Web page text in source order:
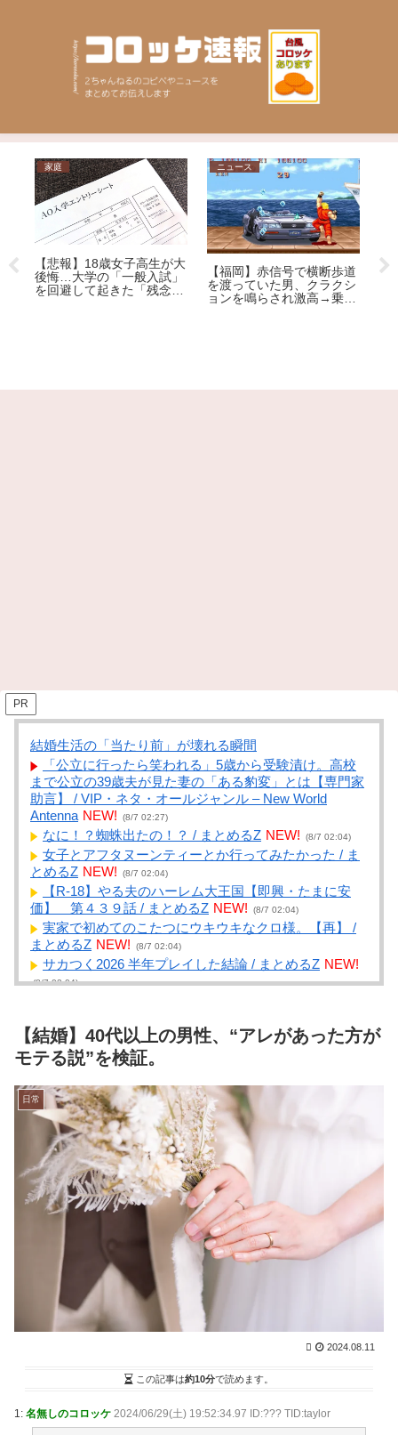
家庭
【悲報】18歳女子高生が大
後悔…大学の「一般入試」
を回避して起きた「残念す
ニュース
【福岡】赤信号で横断歩道
を渡っていた男、クラクシ
ョンを鳴らされ激高→乗用
PR
結婚生活の「当たり前」が壊れる瞬間
「公立に行ったら笑われる」5歳から受験漬け。高校
まで公立の39歳夫が見た妻の「ある豹変」とは【専門家
助言】 / VIP・ネタ・オールジャンル – New World
Antenna NEW! (8/7 02:27)
なに！？蜘蛛出たの！？ / まとめるZ NEW! (8/7 02:04)
女子とアフタヌーンティーとか行ってみたかった / ま
とめるZ NEW! (8/7 02:04)
【R-18】やる夫のハーレム大王国【即興・たまに安
価】 第４３９話 / まとめるZ NEW! (8/7 02:04)
実家で初めてのこたつにウキウキなクロ様。【再】 /
まとめるZ NEW! (8/7 02:04)
サカつく2026 半年プレイした結論 / まとめるZ NEW!
(8/7 02:04)
【悲報】Googleエンジニア「AIで仕事は楽になった。
でも、つまらなくなった」 / NEWまとめサイトアンテ
ナ！ NEW!
【画像】マツダが黒字転換！！CX-5がバカ売れ / NEW
まとめサイトアンテナ！ NEW! (8/7 02:00)
あまりにも酷すぎる出来でバカにされまくったアニメ
『ワンダンス』、原作者本人が手書きアニメを投稿した
結果・・・ｗｗｗｗｗｗ / NEWまとめサイトアンテナ！
NEW! (8/7 02:00)
今月の雑談トピ【2026年8月】 / NEWまとめサイトア
ンテナ！
NEW! (8/7 01:57)
【画像】本田望結の妹、本田望結より実ってしまう /
2chまとめアンテナ！
NEW! (8/6 21:54)
【朗報】阪神の新外国人D.ガルシアさんOPS.966の
wRC+188wwwwwwwwwwwwwwwwwwwwwwwwwwww
ww / 2chまとめアンテナ！
NEW!
移民を過剰に問題視してる人ら一定数いるけどさ / 2ch
wwwwwwwwwwwwwww / 2chまとめアンテナ！ NEW!
(8/6 21:54)
【結婚】40代以上の男性、“アレがあった方が
モテる説”を検証。
日常
2024.08.11
この記事は約10分で読めます。
1: 名無しのコロッケ 2024/06/29(土) 19:52:34.97 ID:??? TID:taylor